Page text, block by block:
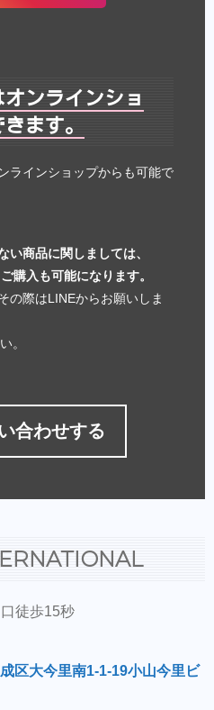
ンラインショ
ます。
ラインショップからも可能で
い商品に関しましては、
購入も可能になります。
の際はLINEからお願いしま
。
合わせする
徒歩15秒
区大今里南1-1-19小山今里ビ